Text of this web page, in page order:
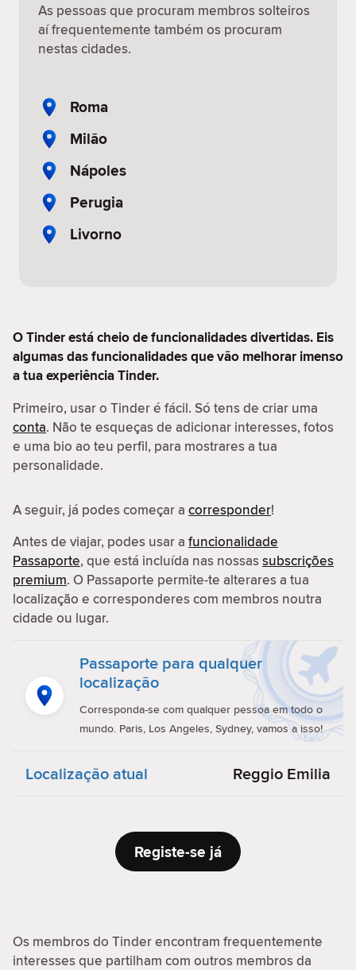
As pessoas que procuram membros solteiros
aí frequentemente também os procuram
nestas cidades.
Roma
Milão
Nápoles
Perugia
Livorno
O Tinder está cheio de funcionalidades divertidas. Eis
algumas das funcionalidades que vão melhorar imenso
a tua experiência Tinder.
Primeiro, usar o Tinder é fácil. Só tens de criar uma
conta. Não te esqueças de adicionar interesses, fotos
e uma bio ao teu perfil, para mostrares a tua
personalidade.
A seguir, já podes começar a corresponder!
Antes de viajar, podes usar a funcionalidade
Passaporte, que está incluída nas nossassubscrições
premium. O Passaporte permite-te alterares a tua
localização e corresponderes com membros noutra
cidade ou lugar.
Passaporte para qualquer
localização
Corresponda-se com qualquer pessoa em todo o
mundo. Paris, Los Angeles, Sydney, vamos a isso!
Localização atual Reggio Emilia
Registe-se já
Os membros do Tinder encontram frequentemente
interesses que partilham com outros membros da